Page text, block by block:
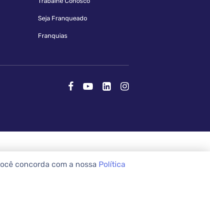
Seja Franqueado
Franquias
concorda com a nossa Política